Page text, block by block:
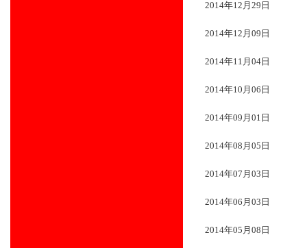
2014年12月29日
2014年12月09日
2014年11月04日
2014年10月06日
2014年09月01日
2014年08月05日
2014年07月03日
2014年06月03日
2014年05月08日